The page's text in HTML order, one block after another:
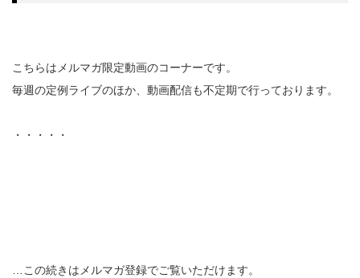
こちらはメルマガ限定動画のコーナーです。
毎週の定例ライブのほか、動画配信も不定期で行っております。
・・・・・
…この続きはメルマガ登録でご覧いただけます。